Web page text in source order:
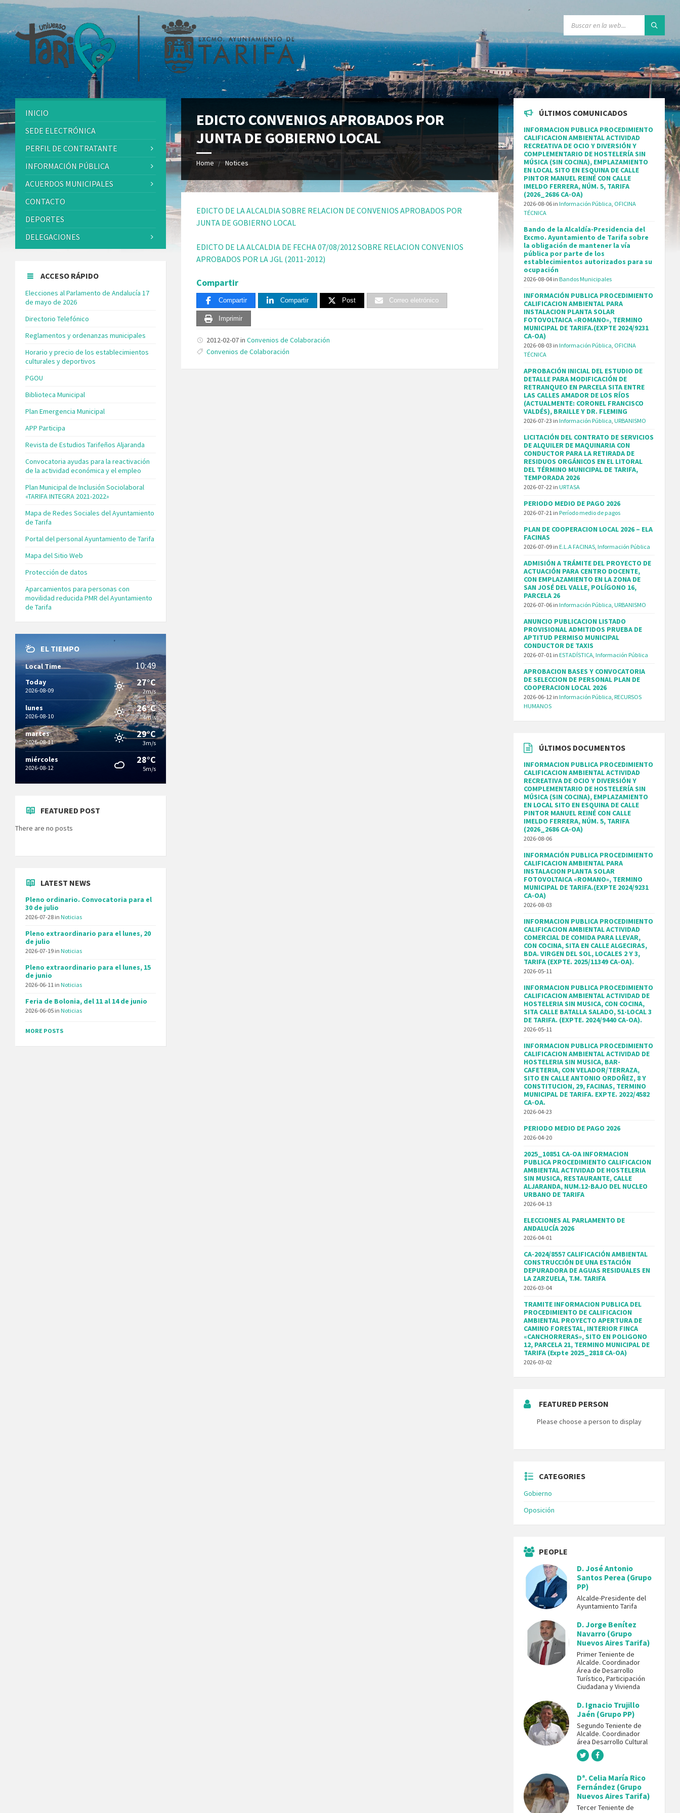
EDICTO CONVENIOS APROBADOS POR
JUNTA DE GOBIERNO LOCAL
Home Notices
EDICTO DE LA ALCALDIA SOBRE RELACION DE CONVENIOS APROBADOS POR
JUNTA DE GOBIERNO LOCAL
EDICTO DE LA ALCALDIA DE FECHA 07/08/2012 SOBRE RELACION CONVENIOS
APROBADOS POR LA JGL (2011-2012)
Compartir
Compartir Compartir Post Correo eletrónico
Imprimir
2012-02-07inConvenios de Colaboración
Tags:
Convenios de Colaboración
INICIO
SEDE ELECTRÓNICA
PERFIL DE CONTRATANTE
INFORMACIÓN PÚBLICA
ACUERDOS MUNICIPALES
CONTACTO
DEPORTES
DELEGACIONES
ACCESO RÁPIDO
Elecciones al Parlamento de Andalucía 17
de mayo de 2026
Directorio Telefónico
Reglamentos y ordenanzas municipales
Horario y precio de los establecimientos
culturales y deportivos
PGOU
Biblioteca Municipal
Plan Emergencia Municipal
APP Participa
Revista de Estudios Tarifeños Aljaranda
Convocatoria ayudas para la reactivación
de la actividad económica y el empleo
Plan Municipal de Inclusión Sociolaboral
«TARIFA INTEGRA 2021-2022»
Mapa de Redes Sociales del Ayuntamiento
de Tarifa
Portal del personal Ayuntamiento de Tarifa
Mapa del Sitio Web
Protección de datos
Aparcamientos para personas con
movilidad reducida PMR del Ayuntamiento
de Tarifa
EL TIEMPO
Local Time 10:49
Today
2026-08-09
27°C
2m/s
lunes
2026-08-10
26°C
4m/s
martes
2026-08-11
29°C
3m/s
miércoles
2026-08-12
28°C
5m/s
FEATURED POST
There are no posts
LATEST NEWS
Pleno ordinario. Convocatoria para el
30 de julio
2026-07-28 in Noticias
Pleno extraordinario para el lunes, 20
de julio
2026-07-19 in Noticias
Pleno extraordinario para el lunes, 15
de junio
2026-06-11 in Noticias
Feria de Bolonia, del 11 al 14 de junio
2026-06-05 in Noticias
MORE POSTS
ÚLTIMOS COMUNICADOS
INFORMACION PUBLICA PROCEDIMIENTO
CALIFICACION AMBIENTAL ACTIVIDAD
RECREATIVA DE OCIO Y DIVERSIÓN Y
COMPLEMENTARIO DE HOSTELERÍA SIN
MÚSICA (SIN COCINA), EMPLAZAMIENTO
EN LOCAL SITO EN ESQUINA DE CALLE
PINTOR MANUEL REINÉ CON CALLE
IMELDO FERRERA, NÚM. 5, TARIFA
(2026_2686 CA-OA)
2026-08-06 inInformación Pública OFICINA
TÉCNICA
Bando de la Alcaldía-Presidencia del
Excmo. Ayuntamiento de Tarifa sobre
la obligación de mantener la vía
pública por parte de los
establecimientos autorizados para su
ocupación
2026-08-04 inBandos Municipales
INFORMACIÓN PUBLICA PROCEDIMIENTO
CALIFICACION AMBIENTAL PARA
INSTALACION PLANTA SOLAR
FOTOVOLTAICA «ROMANO», TERMINO
MUNICIPAL DE TARIFA.(EXPTE 2024/9231
CA-OA)
2026-08-03 inInformación Pública OFICINA
TÉCNICA
APROBACIÓN INICIAL DEL ESTUDIO DE
DETALLE PARA MODIFICACIÓN DE
RETRANQUEO EN PARCELA SITA ENTRE
LAS CALLES AMADOR DE LOS RÍOS
(ACTUALMENTE: CORONEL FRANCISCO
VALDÉS), BRAILLE Y DR. FLEMING
2026-07-23 inInformación Pública ,URBANISMO
LICITACIÓN DEL CONTRATO DE SERVICIOS
DE ALQUILER DE MAQUINARIA CON
CONDUCTOR PARA LA RETIRADA DE
RESIDUOS ORGÁNICOS EN EL LITORAL
DEL TÉRMINO MUNICIPAL DE TARIFA,
TEMPORADA 2026
2026-07-22 inURTASA
PERIODO MEDIO DE PAGO 2026
2026-07-21 inPeríodo medio de pagos
PLAN DE COOPERACION LOCAL 2026 – ELA
FACINAS
2026-07-09 inE.L.A FACINAS ,Información Pública
ADMISIÓN A TRÁMITE DEL PROYECTO DE
ACTUACIÓN PARA CENTRO DOCENTE,
CON EMPLAZAMIENTO EN LA ZONA DE
SAN JOSÉ DEL VALLE, POLÍGONO 16,
PARCELA 26
2026-07-06 inInformación Pública ,URBANISMO
ANUNCIO PUBLICACION LISTADO
PROVISIONAL ADMITIDOS PRUEBA DE
APTITUD PERMISO MUNICIPAL
CONDUCTOR DE TAXIS
2026-07-01 inESTADÍSTICA ,Información Pública
APROBACION BASES Y CONVOCATORIA
DE SELECCION DE PERSONAL PLAN DE
COOPERACION LOCAL 2026
2026-06-12 inInformación Pública ,RECURSOS
HUMANOS
ÚLTIMOS DOCUMENTOS
INFORMACION PUBLICA PROCEDIMIENTO
CALIFICACION AMBIENTAL ACTIVIDAD
RECREATIVA DE OCIO Y DIVERSIÓN Y
COMPLEMENTARIO DE HOSTELERÍA SIN
MÚSICA (SIN COCINA), EMPLAZAMIENTO
EN LOCAL SITO EN ESQUINA DE CALLE
PINTOR MANUEL REINÉ CON CALLE
IMELDO FERRERA, NÚM. 5, TARIFA
(2026_2686 CA-OA)
2026-08-06
INFORMACIÓN PUBLICA PROCEDIMIENTO
CALIFICACION AMBIENTAL PARA
INSTALACION PLANTA SOLAR
FOTOVOLTAICA «ROMANO», TERMINO
MUNICIPAL DE TARIFA.(EXPTE 2024/9231
CA-OA)
2026-08-03
INFORMACION PUBLICA PROCEDIMIENTO
CALIFICACION AMBIENTAL ACTIVIDAD
COMERCIAL DE COMIDA PARA LLEVAR,
CON COCINA, SITA EN CALLE ALGECIRAS,
BDA. VIRGEN DEL SOL, LOCALES 2 Y 3,
TARIFA (EXPTE. 2025/11349 CA-OA).
2026-05-11
INFORMACION PUBLICA PROCEDIMIENTO
CALIFICACION AMBIENTAL ACTIVIDAD DE
HOSTELERIA SIN MUSICA, CON COCINA,
SITA CALLE BATALLA SALADO, 51-LOCAL 3
DE TARIFA. (EXPTE. 2024/9440 CA-OA).
2026-05-11
INFORMACION PUBLICA PROCEDIMIENTO
CALIFICACION AMBIENTAL ACTIVIDAD DE
HOSTELERIA SIN MUSICA, BAR-
CAFETERIA, CON VELADOR/TERRAZA,
SITO EN CALLE ANTONIO ORDOÑEZ, 8 Y
CONSTITUCION, 29, FACINAS, TERMINO
MUNICIPAL DE TARIFA. EXPTE. 2022/4582
CA-OA.
2026-04-23
PERIODO MEDIO DE PAGO 2026
2026-04-20
2025_10851 CA-OA INFORMACION
PUBLICA PROCEDIMIENTO CALIFICACION
AMBIENTAL ACTIVIDAD DE HOSTELERIA
SIN MUSICA, RESTAURANTE, CALLE
ALJARANDA, NUM.12-BAJO DEL NUCLEO
URBANO DE TARIFA
2026-04-13
ELECCIONES AL PARLAMENTO DE
ANDALUCÍA 2026
2026-04-01
CA-2024/8557 CALIFICACIÓN AMBIENTAL
CONSTRUCCIÓN DE UNA ESTACIÓN
DEPURADORA DE AGUAS RESIDUALES EN
LA ZARZUELA, T.M. TARIFA
2026-03-04
TRAMITE INFORMACION PUBLICA DEL
PROCEDIMIENTO DE CALIFICACION
AMBIENTAL PROYECTO APERTURA DE
CAMINO FORESTAL, INTERIOR FINCA
«CANCHORRERAS», SITO EN POLIGONO
12, PARCELA 21, TERMINO MUNICIPAL DE
TARIFA (Expte 2025_2818 CA-OA)
2026-03-02
FEATURED PERSON
Please choose a person to display
CATEGORIES
Gobierno
Oposición
PEOPLE
D. José Antonio
Santos Perea (Grupo
PP)
Alcalde-Presidente del
Ayuntamiento Tarifa
D. Jorge Benítez
Navarro (Grupo
Nuevos Aires Tarifa)
Primer Teniente de
Alcalde. Coordinador
Área de Desarrollo
Turístico, Participación
Ciudadana y Vivienda
D. Ignacio Trujillo
Jaén (Grupo PP)
Segundo Teniente de
Alcalde. Coordinador
área Desarrollo Cultural
Dª. Celia María Rico
Fernández (Grupo
Nuevos Aires Tarifa)
Tercer Teniente de